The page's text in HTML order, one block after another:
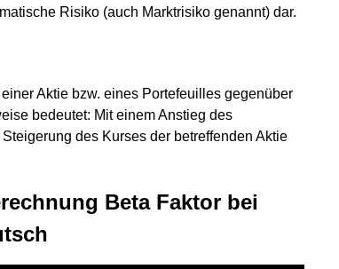
Risiko (auch Marktrisiko genannt) dar.
Aktie bzw. eines Portefeuilles gegenüber
bedeutet: Mit einem Anstieg des
des Kurses der betreffenden Aktie
Beta Faktor bei